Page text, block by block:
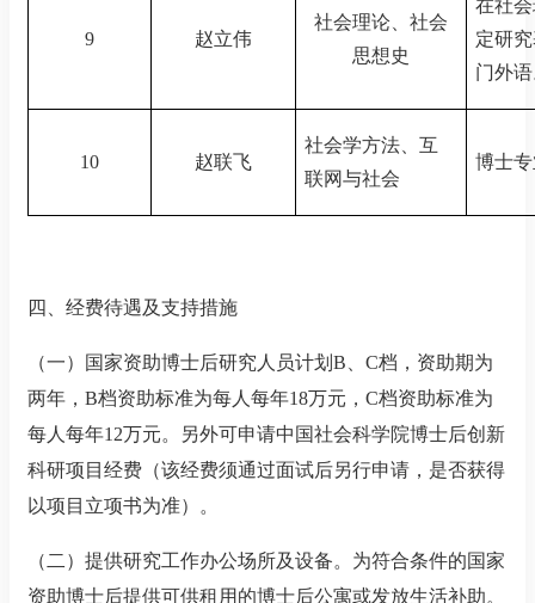
9 赵立伟
社会理论、社会
思想史
在社
定研
门外
10 赵联飞
社会学方法、互
联网与社会
博士
四、经费待遇及支持措施
（一）国家资助博士后研究人员计划 B C档，资助期为
两年， B档资助标准为每人每年18万元， C档资助标准为
每人每年12万元。另外可申请中国社会科学院博士后创新
科研项目经费（该经费须通过面试后另行申请，是否获得
以项目立项书为准）。
（二）提供研究工作办公场所及设备。为符合条件的国家
资助博士后提供可供租用的博士后公寓或发放生活补助。